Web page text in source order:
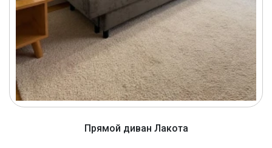
Прямой диван Лакота